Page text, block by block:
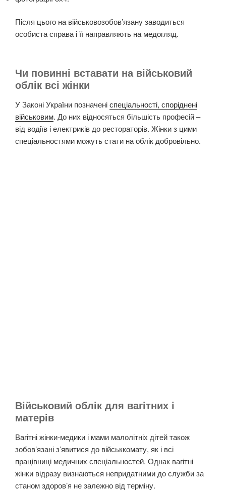
Після цього на військовозобов’язану заводиться
особиста справа і її направляють на медогляд.
Чи повинні вставати на військовий
облік всі жінки
У Законі України позначеніспеціальності, споріднені
військовим. До них відносяться більшість професій –
від водіїв і електриків до рестораторів. Жінки з цими
спеціальностями можуть стати на облік добровільно.
Військовий облік для вагітних і
матерів
Вагітні жінки-медики і мами малолітніх дітейтакож
зобов’язані з’явитися до військкомату, як і всі
працівниці медичних спеціальностей. Однак вагітні
жінки відразу визнаються непридатними до службиза
станом здоров’я не залежно від терміну.